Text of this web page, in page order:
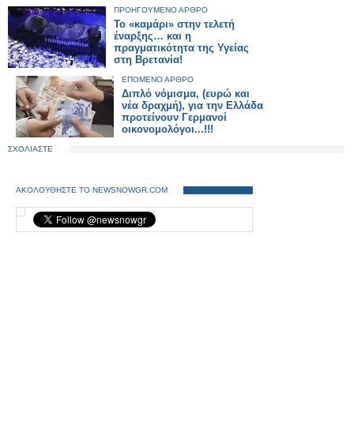
ΠΡΟΗΓΟΥΜΕΝΟ ΑΡΘΡΟ
Το «καμάρι» στην τελετή
έναρξης… και η
πραγματικότητα της Υγείας
στη Βρετανία!
ΕΠΟΜΕΝΟ ΑΡΘΡΟ
Διπλό νόμισμα, (ευρώ και
νέα δραχμή), για την Ελλάδα
προτείνουν Γερμανοί
οικονομολόγοι...!!!
ΣΧΟΛΙΑΣΤΕ
ΑΚΟΛΟΥΘΗΣΤΕ ΤΟ NEWSNOWGR.COM